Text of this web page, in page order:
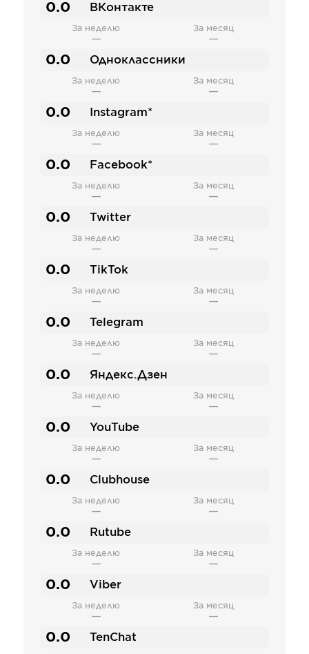
0.0 ВКонтакте
За неделю
—
За месяц
—
0.0 Одноклассники
За неделю
—
За месяц
—
0.0 Instagram*
За неделю
—
За месяц
—
0.0 Facebook*
За неделю
—
За месяц
—
0.0 Twitter
За неделю
—
За месяц
—
0.0 TikTok
За неделю
—
За месяц
—
0.0 Telegram
За неделю
—
За месяц
—
0.0 Яндекс.Дзен
За неделю
—
За месяц
—
0.0 YouTube
За неделю
—
За месяц
—
0.0 Clubhouse
За неделю
—
За месяц
—
0.0 Rutube
За неделю
—
За месяц
—
0.0 Viber
За неделю
—
За месяц
—
0.0 TenChat